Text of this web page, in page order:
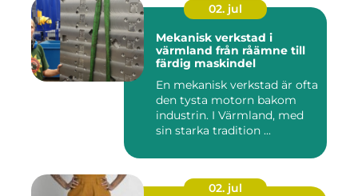
02. jul
Mekanisk verkstad i
värmland från råämne till
färdig maskindel
En mekanisk verkstad är ofta
den tysta motorn bakom
industrin. I Värmland, med
sin starka tradition ...
02. jul